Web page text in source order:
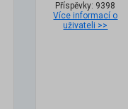
Příspěvky: 9398
Více informací o
uživateli >>